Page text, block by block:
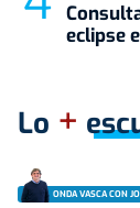
eclipse
Lo +
ONDA VASCA CON